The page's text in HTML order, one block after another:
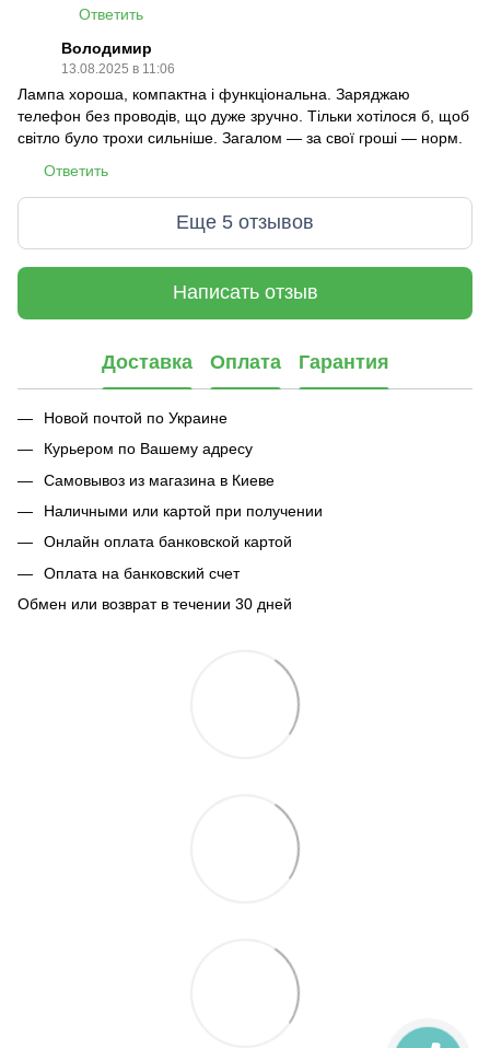
Ответить
Володимир
13.08.2025 в 11:06
Лампа хороша, компактна і функціональна. Заряджаю
телефон без проводів, що дуже зручно. Тільки хотілося б, щоб
світло було трохи сильніше. Загалом — за свої гроші — норм.
Ответить
Еще 5 отзывов
Написать отзыв
Доставка Оплата Гарантия
Новой почтой по Украине
Курьером по Вашему адресу
Самовывоз из магазина в Киеве
Наличными или картой при получении
Онлайн оплата банковской картой
Оплата на банковский счет
Обмен или возврат в течении 30 дней